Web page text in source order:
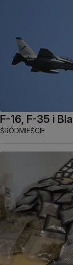
F-16, F-35 i
ŚRÓDMIEŚCIE